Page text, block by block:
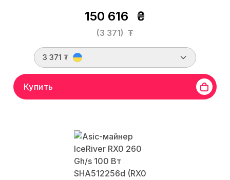
150 616 ₴
(3 371) ₮
3 371 ₮
Купить